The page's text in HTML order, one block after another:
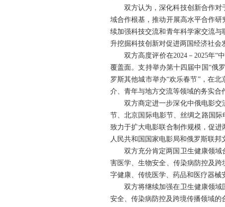
双方认为，深化科技创新合作
域合作根基，推动开展高水平合作
续加强科技交流和青年科学家交流
升挖掘科技创新对促进两国经济社会
双方高度评价在2024－2025年“
覆盖面。支持举办第十四届中国“俄
罗斯其他城市举办“欢乐春节”，在
介、青年与地方交流等领域的务实合
双方商定进一步深化中俄电影
节、北京国际电影节、丝绸之路国
致力于扩大电影联合制作规模，促
人民共和国国家电影局和俄罗斯联邦
双方充分肯定两国卫生健康领
害医学、生物安全、传染病防控及
字健康、传统医学、药品和医疗器械
双方将继续加强在卫生健康领
安全、传染病防控及跨境传播领域的